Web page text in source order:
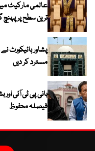
ترین سطح پر پہنچ
پشاور ہائیکورٹ
مسترد کر دیں
بانی پی ٹی آئی
فیصلہ محفوظ